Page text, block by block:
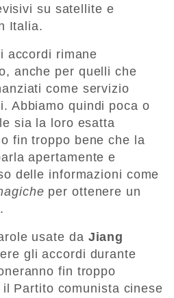
su satellite e
Italia.
accordi rimane
anche per quelli che
come servizio
Abbiamo quindi poca o
sia la loro esatta
fin troppo bene che la
apertamente e
delle informazioni come
per ottenere un
usate da Jiang
gli accordi durante
fin troppo
Partito comunista cinese